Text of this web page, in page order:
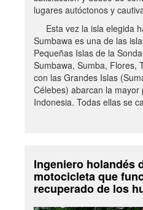
lugares autóctonos y
Esta vez la isla elegida
Sumbawa es una de las
Pequeñas Islas de la
Sumbawa, Sumba, Flores,
con las Grandes Islas
Célebes) abarcan la
Indonesia. Todas ellas se
Ingeniero holandés
motocicleta que
recuperado de los